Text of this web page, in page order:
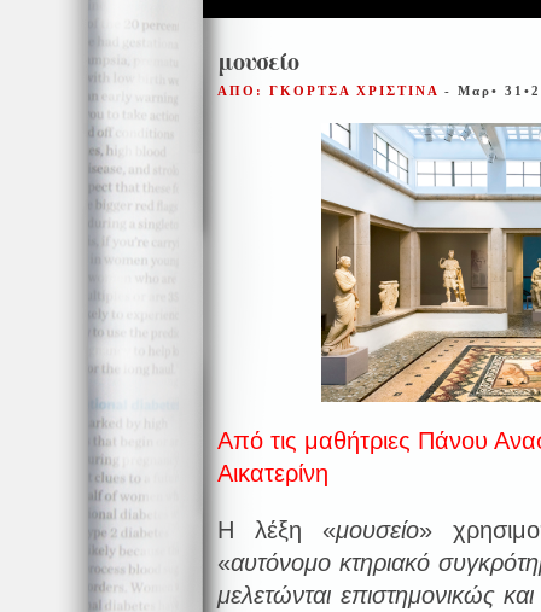
μουσείο
ΑΠΟ: ΓΚΟΡΤΣΑ ΧΡΙΣΤΙΝΑ - Μαρ•
Από τις μαθήτριες Πάνου
Αικατερίνη
Η λέξη «μουσείο»
«αυτόνομο κτηριακό
μελετώνται επιστημονικώς